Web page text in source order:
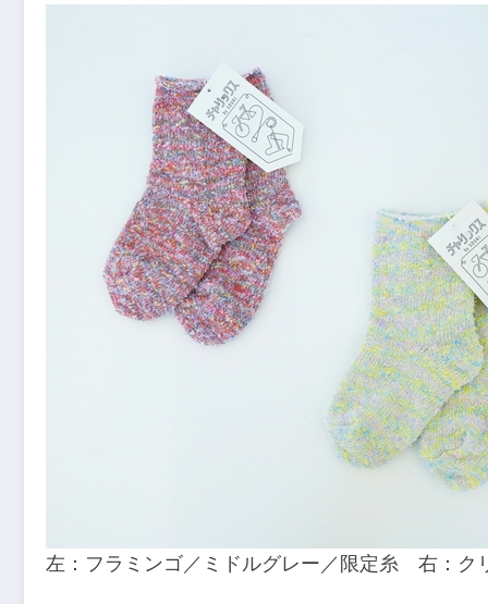
左：フラミンゴ／ミドルグレー／限定糸 右：ク